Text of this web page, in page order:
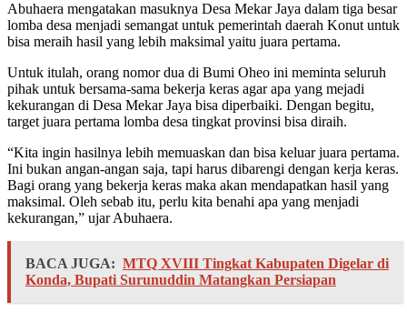
Abuhaera mengatakan masuknya Desa Mekar Jaya dalam tiga besar
lomba desa menjadi semangat untuk pemerintah daerah Konut untuk
bisa meraih hasil yang lebih maksimal yaitu juara pertama.
Untuk itulah, orang nomor dua di Bumi Oheo ini meminta seluruh
pihak untuk bersama-sama bekerja keras agar apa yang mejadi
kekurangan di Desa Mekar Jaya bisa diperbaiki. Dengan begitu,
target juara pertama lomba desa tingkat provinsi bisa diraih.
“Kita ingin hasilnya lebih memuaskan dan bisa keluar juara pertama.
Ini bukan angan-angan saja, tapi harus dibarengi dengan kerja keras.
Bagi orang yang bekerja keras maka akan mendapatkan hasil yang
maksimal. Oleh sebab itu, perlu kita benahi apa yang menjadi
kekurangan,” ujar Abuhaera.
BACA JUGA: MTQ XVIII Tingkat Kabupaten Digelar di
Konda, Bupati Surunuddin Matangkan Persiapan